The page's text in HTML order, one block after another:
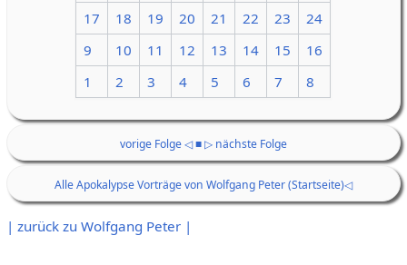
17
18 19 20 21 22 23
24
9
10 11 12 13 14 15
16
1
2 3 4 5 6 7 8
vorige Folge ◁■▷ nächste Folge
Alle Apokalypse Vorträge von Wolfgang Peter (Startseite)◁
| zurück zu Wolfgang Peter |